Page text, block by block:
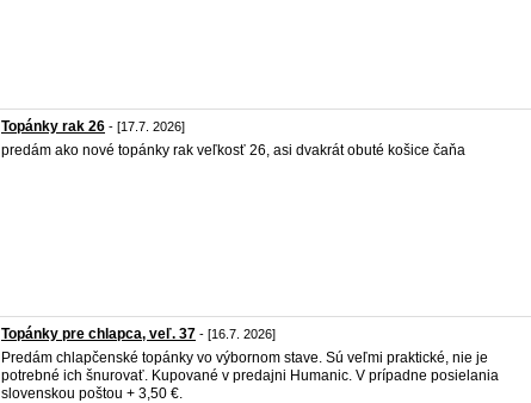
Topánky rak 26 - [17.7. 2026]
predám ako nové topánky rak veľkosť 26, asi dvakrát obuté košice čaňa
Topánky pre chlapca, veľ. 37 - [16.7. 2026]
Predám chlapčenské topánky vo výbornom stave. Sú veľmi praktické, nie je
potrebné ich šnurovať. Kupované v predajni Humanic. V prípadne posielania
slovenskou poštou + 3,50 €.